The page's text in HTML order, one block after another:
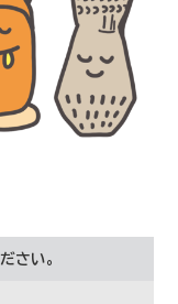
さい。